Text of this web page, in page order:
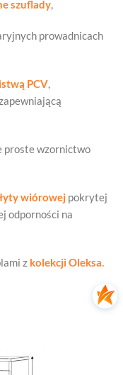
szuflady,
prowadnicach
PCV,
proste wzornictwo
wiórowej pokrytej
odporności na
z kolekcji Oleksa.